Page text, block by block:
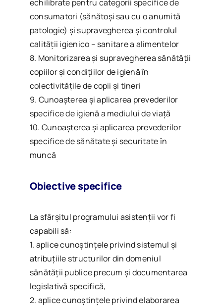
echilibrate pentru categorii specifice de
consumatori (sănătoşi sau cu o anumită
patologie) și supravegherea și controlul
calităţii igienico – sanitare a alimentelor
8. Monitorizarea și supravegherea sănătății
copiilor și condițiilor de igienă în
colectivităţile de copii şi tineri
9. Cunoașterea și aplicarea prevederilor
specifice de igienă a mediului de viață
10. Cunoașterea și aplicarea prevederilor
specifice de sănătate și securitate în
muncă
Obiective specifice
La sfârșitul programului asistenții vor fi
capabili să:
1. aplice cunoștințele privind sistemul și
atribuțiile structurilor din domeniul
sănătăţii publice precum și documentarea
legislativă specifică,
2. aplice cunoștințele privind elaborarea